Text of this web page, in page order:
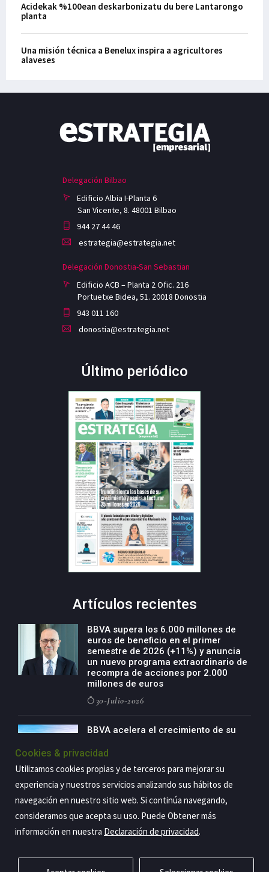
Acidekak %100ean deskarbonizatu du bere Lantarongo
planta
Una misión técnica a Benelux inspira a agricultores
alaveses
Delegación Bilbao
Edificio Albia I-Planta 6
San Vicente, 8. 48001 Bilbao
944 27 44 46
estrategia@estrategia.net
Delegación Donostia-San Sebastian
Edificio ACB – Planta 2 Ofic. 216
Portuetxe Bidea, 51. 20018 Donostia
943 011 160
donostia@estrategia.net
Último periódico
Artículos recientes
BBVA supera los 6.000 millones de
euros de beneficio en el primer
semestre de 2026 (+11%) y anuncia
un nuevo programa extraordinario de
recompra de acciones por 2.000
millones de euros
30-Julio-2026
BBVA acelera el crecimiento de su
de especialización presente en siete
29-Julio-2026
Copyright@2026 Estrategia Empresarial
Privacidad Aviso legal Política de cookies Contacto RSS
Cookies & privacidad
Utilizamos cookies propias y de terceros para mejorar su
experiencia y nuestros servicios analizando sus hábitos de
navegación en nuestro sitio web. Si continúa navegando,
consideramos que acepta su uso. Puede Obtener más
información en nuestra Declaración de privacidad.